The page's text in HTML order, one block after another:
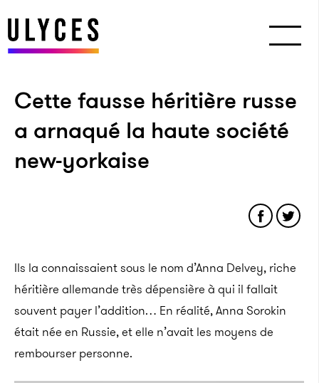
Cette fausse héritière russe
a arnaqué la haute société
new-yorkaise
Ils la connaissaient sous le nom d’Anna Delvey, riche
héritière allemande très dépensière à qui il fallait
souvent payer l’addition… En réalité, Anna Sorokin
était née en Russie, et elle n’avait les moyens de
rembourser personne.